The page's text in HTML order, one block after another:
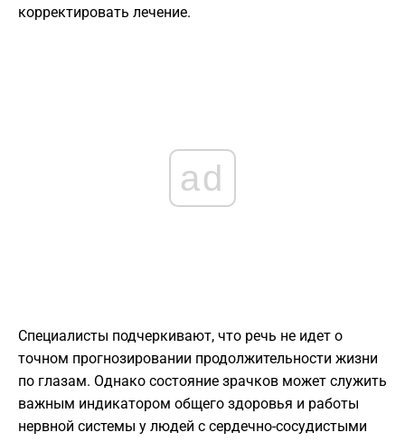
корректировать лечение.
ad
Специалисты подчеркивают, что речь не идет о
точном прогнозировании продолжительности жизни
по глазам. Однако состояние зрачков может служить
важным индикатором общего здоровья и работы
нервной системы у людей с сердечно-сосудистыми